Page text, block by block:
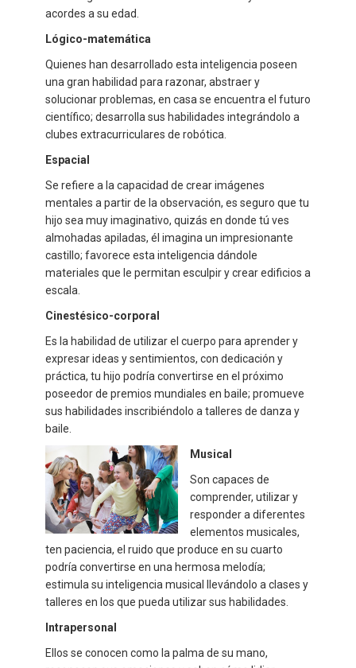
acordes a su edad.
Lógico-matemática
Quienes han desarrollado esta inteligencia poseen
una gran habilidad para razonar, abstraer y
solucionar problemas, en casa se encuentra el futuro
científico; desarrolla sus habilidades integrándolo a
clubes extracurriculares de robótica.
Espacial
Se refiere a la capacidad de crear imágenes
mentales a partir de la observación, es seguro que tu
hijo sea muy imaginativo, quizás en donde tú ves
almohadas apiladas, él imagina un impresionante
castillo; favorece esta inteligencia dándole
materiales que le permitan esculpir y crear edificios a
escala.
Cinestésico-corporal
Es la habilidad de utilizar el cuerpo para aprender y
expresar ideas y sentimientos, con dedicación y
práctica, tu hijo podría convertirse en el próximo
poseedor de premios mundiales en baile; promueve
sus habilidades inscribiéndolo a talleres de danza y
baile.
Musical
Son capaces de
comprender, utilizar y
responder a diferentes
elementos musicales,
ten paciencia, el ruido que produce en su cuarto
podría convertirse en una hermosa melodía;
estimula su inteligencia musical llevándolo a clases y
talleres en los que pueda utilizar sus habilidades.
Intrapersonal
Ellos se conocen como la palma de su mano,